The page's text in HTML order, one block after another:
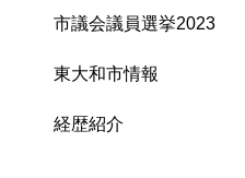
市議会議員選挙2023
東大和市情報
経歴紹介